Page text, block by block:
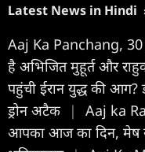
Latest News in Hindi
Aaj Ka Panchang, 30
है अभिजित मुहूर्त और
पहुंची ईरान युद्ध की आग?
ड्रोन अटैक
|
Aaj ka
आपका आज का द‍िन, मेष